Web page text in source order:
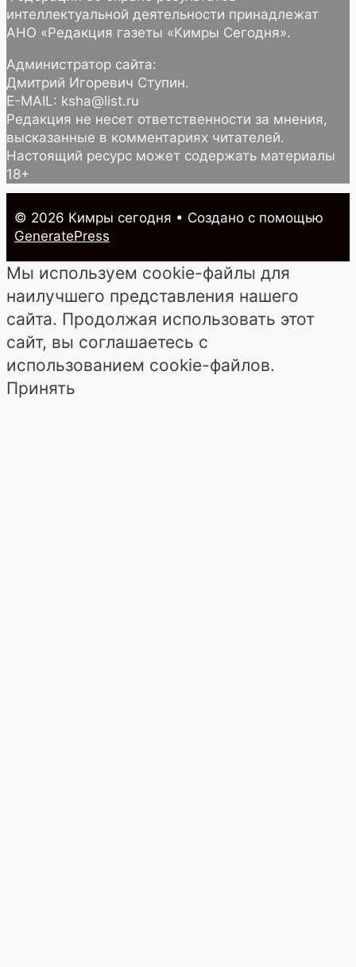
интеллектуальной деятельности принадлежат
АНО «Редакция газеты «Кимры Сегодня».
Администратор сайта:
Дмитрий Игоревич Ступин.
E-MAIL: ksha@list.ru
Редакция не несет ответственности за мнения,
высказанные в комментариях читателей.
Настоящий ресурс может содержать материалы
18+
© 2026 Кимры cегодня • Создано с помощью
GeneratePress
Мы используем cookie-файлы для
наилучшего представления нашего
сайта. Продолжая использовать этот
сайт, вы соглашаетесь с
использованием cookie-файлов.
Принять